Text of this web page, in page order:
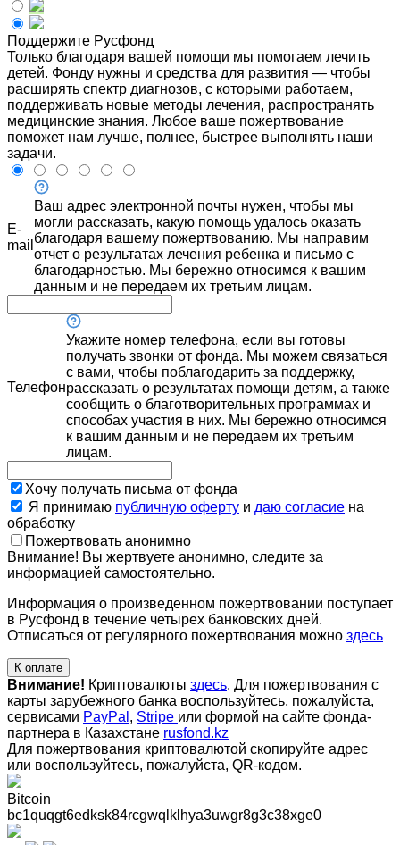
Поддержите Русфонд
Только благодаря вашей помощи мы помогаем лечить
детей. Фонду нужны и средства для развития — чтобы
расширять спектр диагнозов, с которыми работаем,
поддерживать новые методы лечения, распространять
медицинские знания. Любое ваше пожертвование
поможет нам лучше, полнее, быстрее выполнять наши
задачи.
E-
mail
Ваш адрес электронной почты нужен, чтобы мы
могли рассказать, какую помощь удалось оказать
благодаря вашему пожертвованию. Мы направим
отчет о результатах лечения ребенка и письмо с
благодарностью. Мы бережно относимся к вашим
данным и не передаем их третьим лицам.
Телефон
Укажите номер телефона, если вы готовы
получать звонки от фонда. Мы можем связаться
с вами, чтобы поблагодарить за поддержку,
рассказать о результатах помощи детям, а также
сообщить о благотворительных программах и
способах участия в них. Мы бережно относимся
к вашим данным и не передаем их третьим
лицам.
Хочу получать письма от фонда
Я принимаю публичную оферту и даю согласие на
обработку
Пожертвовать анонимно
Внимание! Вы жертвуете анонимно, следите за
информацией самостоятельно.
Информация о произведенном пожертвовании поступает
в Русфонд в течение четырех банковских дней.
Отписаться от регулярного пожертвования можно здесь
К оплате
Внимание! Криптовалюты здесь. Для пожертвования с
карты зарубежного банка воспользуйтесь, пожалуйста,
сервисами PayPal , Stripe или формой на сайте фонда-
партнера в Казахстане rusfond.kz
Для пожертвования криптовалютой скопируйте адрес
или воспользуйтесь, пожалуйста, QR-кодом.
Bitcoin
bc1quqgt6edksk84rcgwqlklhya3uwgr8g3c38xge0